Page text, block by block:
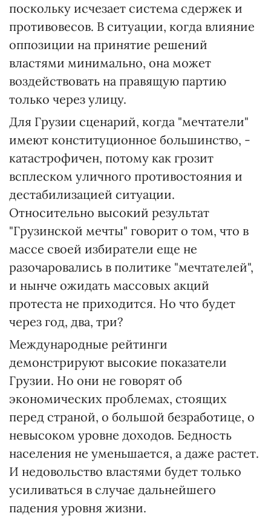
поскольку исчезает система сдержек и
противовесов. В ситуации, когда влияние
оппозиции на принятие решений
властями минимально, она может
воздействовать на правящую партию
только через улицу.
Для Грузии сценарий, когда "мечтатели"
имеют конституционное большинство, -
катастрофичен, потому как грозит
всплеском уличного противостояния и
дестабилизацией ситуации.
Относительно высокий результат
"Грузинской мечты" говорит о том, что в
массе своей избиратели еще не
разочаровались в политике "мечтателей",
и нынче ожидать массовых акций
протеста не приходится. Но что будет
через год, два, три?
Международные рейтинги
демонстрируют высокие показатели
Грузии. Но они не говорят об
экономических проблемах, стоящих
перед страной, о большой безработице, о
невысоком уровне доходов. Бедность
населения не уменьшается, а даже растет.
И недовольство властями будет только
усиливаться в случае дальнейшего
падения уровня жизни.